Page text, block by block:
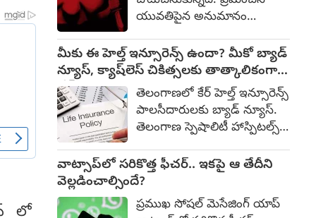
లో
భాజపాలో చేరేందుకు చాలామంది
మరో రెండున్నరేళ్ల సమయం
వుంది కనుక వేచి చూస్తున్నారు.
ముగిసిపోయినట్టు చెంగల్పట్టు
జిల్లా ఫ్యామిలీ కోర్టు శుక్రవారం
ప్రకటించింది.
యువతిపైన అనుమానం
నమ్మించి తనతో తీసుకెళ్లి
అత్యంత దారుణంగా హత్య
చేసాడు. ఈ ఘటనకు
సంబంధించి పూర్తి వివరాలు ఇలా
వున్నాయి. గుంటూరు నగరంలోని
ఓ కళాశాలలో బీటెక్ చదువుతున్న
సైదులు అనే యువకుడు అదే
కాలేజీలో చదివే విద్యార్థినితో గత
కొంతకాలంగా ప్రేమిస్తున్నాడు. ఐతే
ఆమె మరో యువకుడితో
మీకు ఈ హెల్త్ ఇన్సూరెన్స్ ఉందా? మీకో బ్యాడ్
న్యూస్‌, క్యాష్‌లెస్ చికిత్స‌ల‌కు తాత్కాలికంగా
బ్రేక్
తెలంగాణలో కేర్ హెల్త్ ఇన్సూరెన్స్
పాలసీదారులకు బ్యాడ్ న్యూస్.
తెలంగాణ స్పెషాలిటీ హాస్పిటల్స్
సభ్య ఆస్పత్రులు ఇకపై కేర్ హెల్త్
ఇన్సూరెన్స్ కస్టమర్లకు క్యాష్‌లెస్
చికిత్సలను నిలిపివేస్తున్నట్లు
ప్రకటించాయి. టీఎస్‌హెచ్ఏ
వాట్సాప్‌లో సరికొత్త ఫీచర్.. ఇకపై ఆ తేదీని
వెల్లడించాల్సిందే?
ప్రముఖ సోషల్ మెసేజింగ్ యాప్